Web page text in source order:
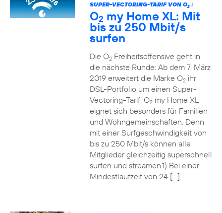
SUPER-VECTORING-TARIF VON O2:
O2 my Home XL: Mit
bis zu 250 Mbit/s
surfen
Die O2Freiheitsoffensive geht in
die nächste Runde: Ab dem 7. März
2019 erweitert die Marke O2ihr
DSL-Portfolio um einen Super-
Vectoring-Tarif. O2my Home XL
eignet sich besonders für Familien
und Wohngemeinschaften. Denn
mit einer Surfgeschwindigkeit von
bis zu 250 Mbit/s können alle
Mitglieder gleichzeitig superschnell
surfen und streamen.1) Bei einer
Mindestlaufzeit von 24 […]